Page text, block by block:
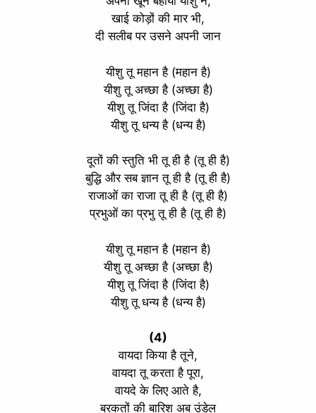
खाई कोड़ों की मार भी,
दी सलीब पर उसने अपनी जान
यीशु तू महान है (महान है)
यीशु तू अच्छा है (अच्छा है)
यीशु तू जिंदा है (जिंदा है)
यीशु तू धन्य है (धन्य है)
दूतों की स्तुति भी तू ही है (तू ही है)
बुद्धि और सब ज्ञान तू ही है (तू ही है)
राजाओं का राजा तू ही है (तू ही है)
प्रभुओं का प्रभु तू ही है (तू ही है)
यीशु तू महान है (महान है)
यीशु तू अच्छा है (अच्छा है)
यीशु तू जिंदा है (जिंदा है)
यीशु तू धन्य है (धन्य है)
(4)
वायदा किया है तूने,
वायदा तू करता है पूरा,
वायदे के लिए आते है,
बरकतों की बारिश अब उंडेल